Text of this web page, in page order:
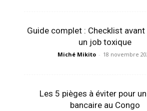
Guide complet : Checklist
un job toxique
Miché Mikito - 18 novembre
Les 5 pièges à éviter pour
bancaire au Congo